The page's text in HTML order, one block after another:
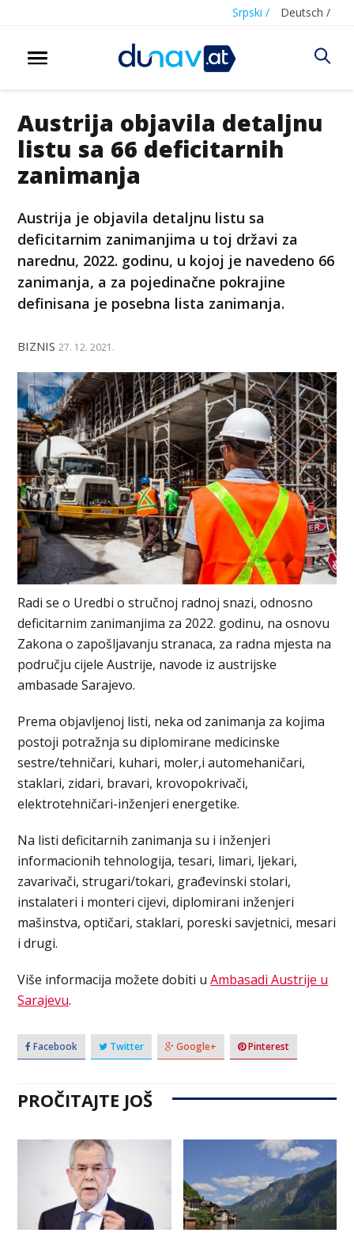
Srpski / Deutsch /
Austrija objavila detaljnu
listu sa 66 deficitarnih
zanimanja
Austrija je objavila detaljnu listu sa
deficitarnim zanimanjima u toj državi za
narednu, 2022. godinu, u kojoj je navedeno 66
zanimanja, a za pojedinačne pokrajine
definisana je posebna lista zanimanja.
BIZNIS 27. 12. 2021.
Radi se o Uredbi o stručnoj radnoj snazi, odnosno
deficitarnim zanimanjima za 2022. godinu, na osnovu
Zakona o zapošljavanju stranaca, za radna mjesta na
području cijele Austrije, navode iz austrijske
ambasade Sarajevo.
Prema objavljenoj listi, neka od zanimanja za kojima
postoji potražnja su diplomirane medicinske
sestre/tehničari, kuhari, moler,i automehaničari,
staklari, zidari, bravari, krovopokrivači,
elektrotehničari-inženjeri energetike.
Na listi deficitarnih zanimanja su i inženjeri
informacionih tehnologija, tesari, limari, ljekari,
zavarivači, strugari/tokari, građevinski stolari,
instalateri i monteri cijevi, diplomirani inženjeri
mašinstva, optičari, staklari, poreski savjetnici, mesari
i drugi.
Više informacija možete dobiti uAmbasadi Austrije u
Sarajevu.
Facebook Twitter Google+ Pinterest
PROČITAJTE JOŠ